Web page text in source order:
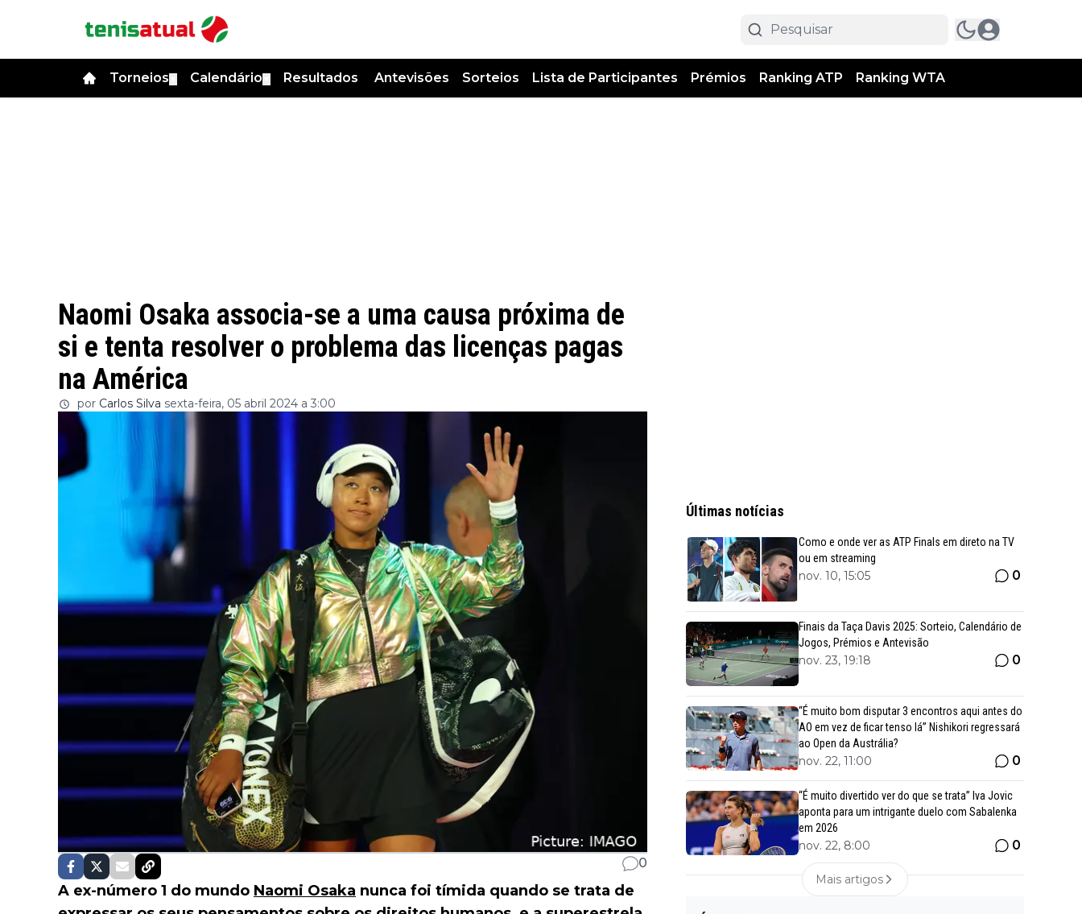
Torneios Calendário Resultados Antevisões Sorteios Lista de Participantes Prémios Ranking ATP Ranking WTA
Naomi Osaka associa-se a uma causa próxima de
si e tenta resolver o problema das licenças pagas
na América
por Carlos Silva sexta-feira, 05 abril 2024 a 3:00
0
A ex-número 1 do mundo Naomi Osaka nunca foi tímida quando se trata de
Últimas notícias
Como e onde ver as ATP Finals em direto na TV
ou em streaming
nov. 10, 15:05 0
Finais da Taça Davis 2025: Sorteio, Calendário de
Jogos, Prémios e Antevisão
nov. 23, 19:18 0
“É muito bom disputar 3 encontros aqui antes do
AO em vez de ficar tenso lá” Nishikori regressará
ao Open da Austrália?
nov. 22, 11:00 0
“É muito divertido ver do que se trata” Iva Jovic
aponta para um intrigante duelo com Sabalenka
em 2026
nov. 22, 8:00 0
Mais artigos